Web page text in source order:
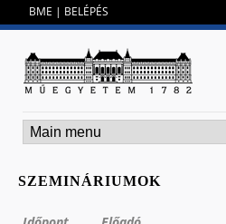
BME | BELÉPÉS
SZEMINÁRIUMOK